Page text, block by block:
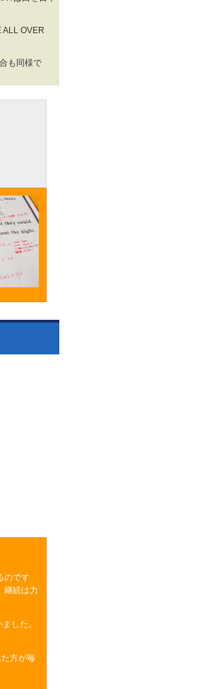
ALL OVER
も同様で
のです
継続は力
した。
方が毎